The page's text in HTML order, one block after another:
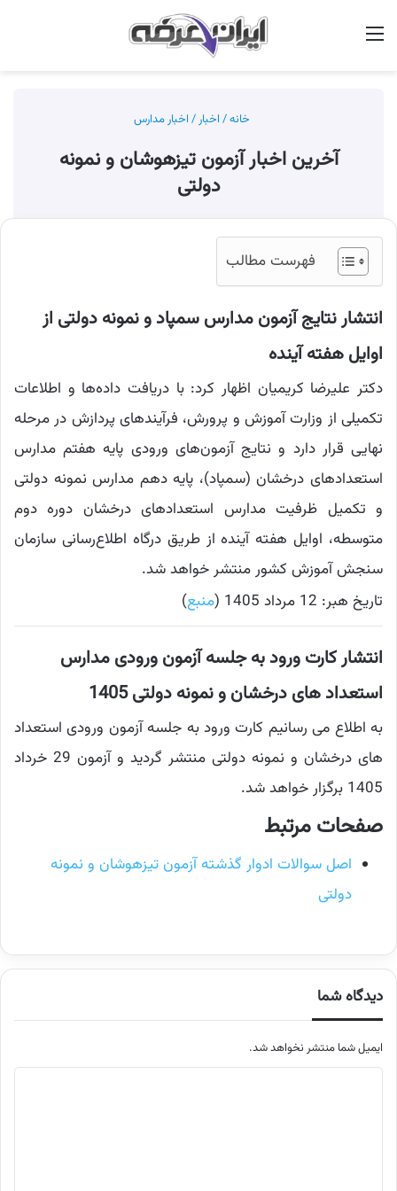
خانه/ اخبار/ اخبار مدارس
آخرین اخبار آزمون تیزهوشان و نمونه
دولتی
فهرست مطالب
انتشار نتایج آزمون مدارس سمپاد و نمونه دولتی از
اوایل هفته آینده
دکتر علیرضا کریمیان اظهار کرد: با دریافت داده‌ها و اطلاعات
تکمیلی از وزارت آموزش و پرورش، فرآیندهای پردازش در مرحله
نهایی قرار دارد و نتایج آزمون‌های ورودی پایه هفتم مدارس
استعدادهای درخشان (سمپاد)، پایه دهم مدارس نمونه دولتی
و تکمیل ظرفیت مدارس استعدادهای درخشان دوره دوم
متوسطه، اوایل هفته آینده از طریق درگاه اطلاع‌رسانی سازمان
سنجش آموزش کشور منتشر خواهد شد.
تاریخ هبر: 12 مرداد 1405 (
منبع)
انتشار کارت ورود به جلسه آزمون ورودی مدارس
استعداد های درخشان و نمونه دولتی 1405
به اطلاع می رسانیم کارت ورود به جلسه آزمون ورودی استعداد
های درخشان و نمونه دولتی منتشر گردید و آزمون 29 خرداد
1405 برگزار خواهد شد.
صفحات مرتبط
اصل سوالات ادوار گذشته آزمون تیزهوشان و نمونه
دولتی
دیدگاه شما
ایمیل شما منتشر نخواهد شد.